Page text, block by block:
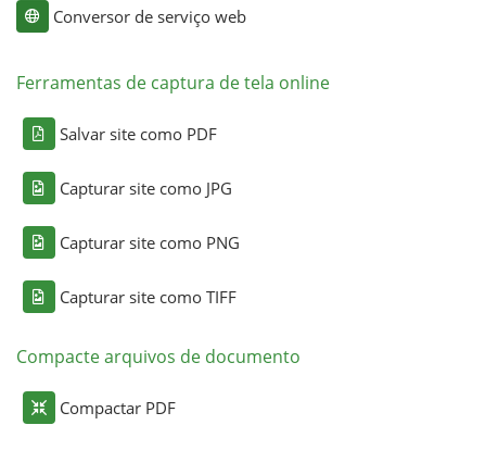
Conversor de serviço web
Ferramentas de captura de tela online
Salvar site como PDF
Capturar site como JPG
Capturar site como PNG
Capturar site como TIFF
Compacte arquivos de documento
Compactar PDF